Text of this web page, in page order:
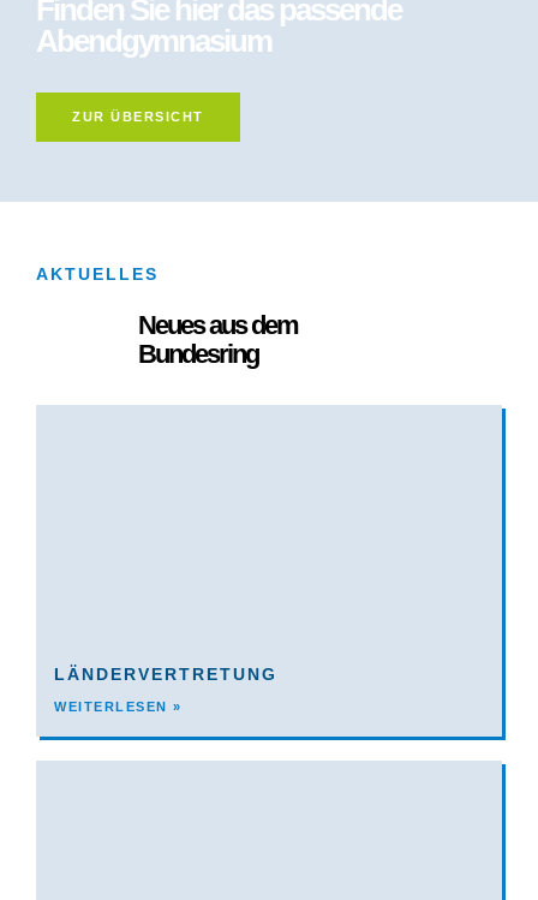
Finden Sie hier das passende
Abendgymnasium
ZUR ÜBERSICHT
AKTUELLES
Neues aus dem
Bundesring
LÄNDERVERTRETUNG
WEITERLESEN »